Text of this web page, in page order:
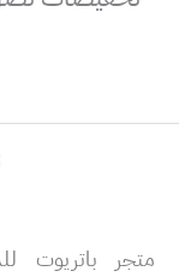
متجر باتريوت